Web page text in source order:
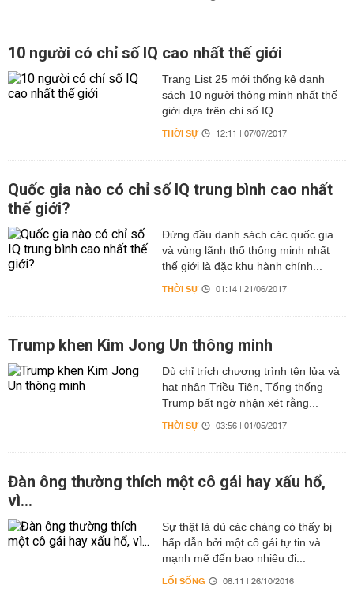
10 người có chỉ số IQ cao nhất thế giới
Trang List 25 mới thống kê danh
sách 10 người thông minh nhất thế
giới dựa trên chỉ số IQ.
THỜI SỰ 12:11 | 07/07/2017
Quốc gia nào có chỉ số IQ trung bình cao nhất
thế giới?
Đứng đầu danh sách các quốc gia
và vùng lãnh thổ thông minh nhất
thế giới là đặc khu hành chính...
THỜI SỰ 01:14 | 21/06/2017
Trump khen Kim Jong Un thông minh
Dù chỉ trích chương trình tên lửa và
hạt nhân Triều Tiên, Tổng thống
Trump bất ngờ nhận xét rằng...
THỜI SỰ 03:56 | 01/05/2017
Đàn ông thường thích một cô gái hay xấu hổ,
vì...
Sự thật là dù các chàng có thấy bị
hấp dẫn bởi một cô gái tự tin và
mạnh mẽ đến bao nhiêu đi...
LỐI SỐNG 08:11 | 26/10/2016